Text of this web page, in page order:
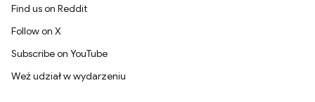
Find us on Reddit
Follow on X
Subscribe on YouTube
Weź udział w wydarzeniu